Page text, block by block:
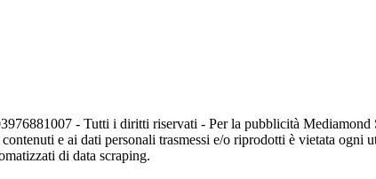
- Tutti i diritti riservati - Per la pubblicità
e ai dati personali trasmessi e/o riprodotti è vietata ogni
di data scraping.